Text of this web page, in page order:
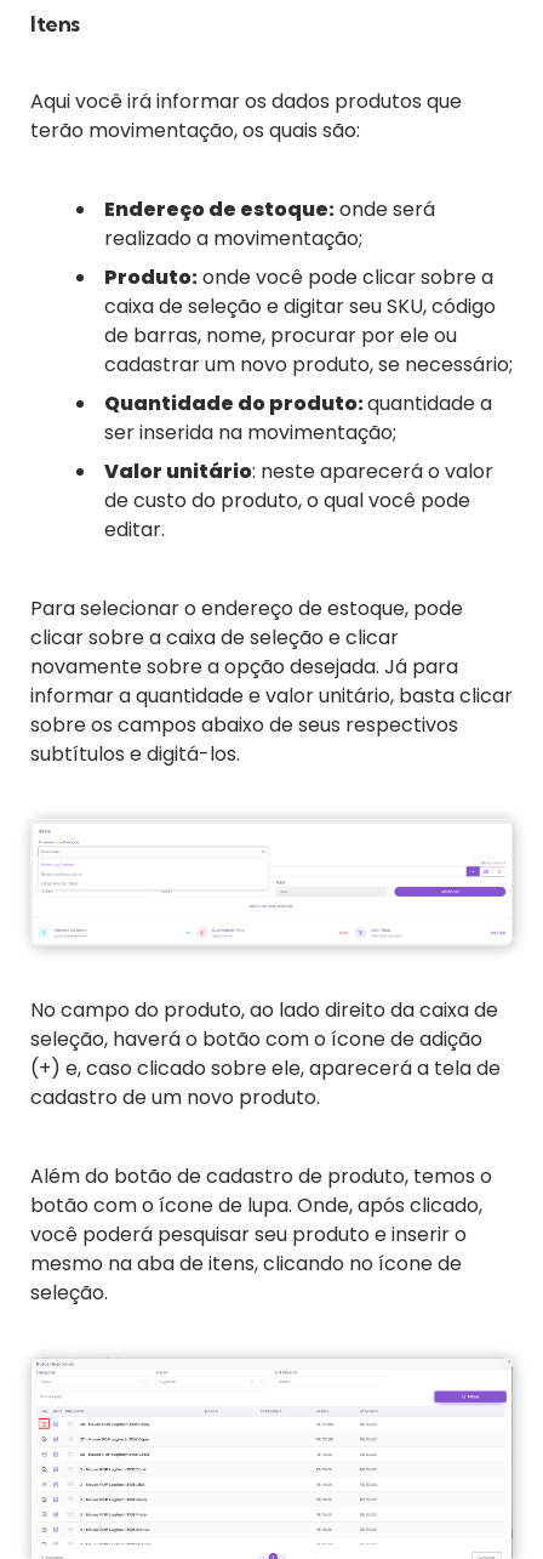
Itens
Aqui você irá informar os dados produtos que
terão movimentação, os quais são:
Endereço de estoque:onde será
realizado a movimentação;
Produto:onde você pode clicar sobre a
caixa de seleção e digitar seu SKU, código
de barras, nome, procurar por ele ou
cadastrar um novo produto, se necessário;
Quantidade do produto:quantidade a
ser inserida na movimentação;
Valor unitário: neste aparecerá o valor
de custo do produto, o qual você pode
editar.
Para selecionar o endereço de estoque, pode
clicar sobre a caixa de seleção e clicar
novamente sobre a opção desejada. Já para
informar a quantidade e valor unitário, basta clicar
sobre os campos abaixo de seus respectivos
subtítulos e digitá-los.
No campo do produto, ao lado direito da caixa de
seleção, haverá o botão com o ícone de adição
(+) e, caso clicado sobre ele, aparecerá a tela de
cadastro de um novo produto.
Além do botão de cadastro de produto, temos o
botão com o ícone de lupa. Onde, após clicado,
você poderá pesquisar seu produto e inserir o
mesmo na aba de itens, clicando no ícone de
seleção.